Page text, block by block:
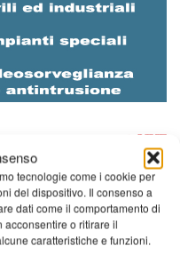
tecnologie come i cookie per
del dispositivo. Il consenso a
dati come il comportamento di
acconsentire o ritirare il
caratteristiche e funzioni.
LIVE